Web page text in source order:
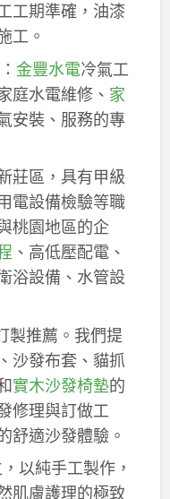
工期準確，油漆
工。
金豐水電冷氣工
庭水電維修、 家
安裝、服務的專
莊區，具有甲級
電設備檢驗等職
桃園地區的企
、高低壓配電、
浴設備、水管設
製推薦。我們提
沙發布套、貓抓
實木沙發椅墊的
修理與訂做工
舒適沙發體驗。
以純手工製作，
肌膚護理的極致